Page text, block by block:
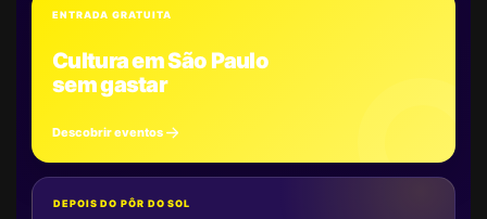
ENTRADA GRATUITA
Cultura em São Paulo
sem gastar
Descobrir eventos
DEPOIS DO PÔR DO SOL